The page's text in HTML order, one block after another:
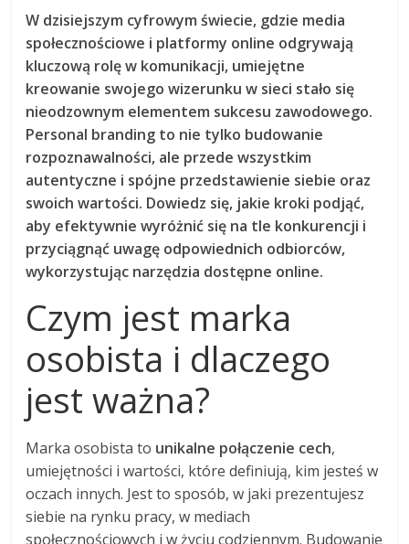
W dzisiejszym cyfrowym świecie, gdzie media
społecznościowe i platformy online odgrywają
kluczową rolę w komunikacji, umiejętne
kreowanie swojego wizerunku w sieci stało się
nieodzownym elementem sukcesu zawodowego.
Personal branding to nie tylko budowanie
rozpoznawalności, ale przede wszystkim
autentyczne i spójne przedstawienie siebie oraz
swoich wartości. Dowiedz się, jakie kroki podjąć,
aby efektywnie wyróżnić się na tle konkurencji i
przyciągnąć uwagę odpowiednich odbiorców,
wykorzystując narzędzia dostępne online.
Czym jest marka
osobista i dlaczego
jest ważna?
Marka osobista to unikalne połączenie cech,
umiejętności i wartości, które definiują, kim jesteś w
oczach innych. Jest to sposób, w jaki prezentujesz
siebie na rynku pracy, w mediach
społecznościowych i w życiu codziennym. Budowanie